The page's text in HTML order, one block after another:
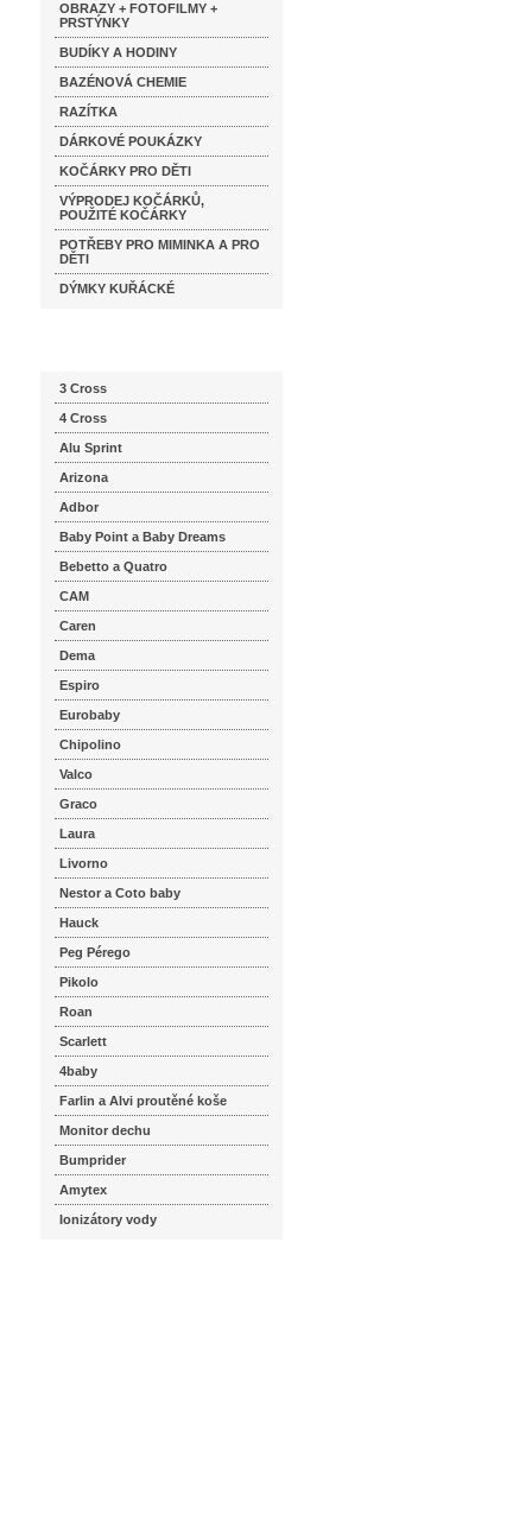
OBRAZY + FOTOFILMY +
PRSTÝNKY
BUDÍKY A HODINY
BAZÉNOVÁ CHEMIE
RAZÍTKA
DÁRKOVÉ POUKÁZKY
KOČÁRKY PRO DĚTI
VÝPRODEJ KOČÁRKŮ,
POUŽITÉ KOČÁRKY
POTŘEBY PRO MIMINKA A PRO
DĚTI
DÝMKY KUŘÁCKÉ
3 Cross
4 Cross
Alu Sprint
Arizona
Adbor
Baby Point a Baby Dreams
Bebetto a Quatro
CAM
Caren
Dema
Espiro
Eurobaby
Chipolino
Valco
Graco
Laura
Livorno
Nestor a Coto baby
Hauck
Peg Pérego
Pikolo
Roan
Scarlett
4baby
Farlin a Alvi proutěné koše
Monitor dechu
Bumprider
Amytex
Ionizátory vody